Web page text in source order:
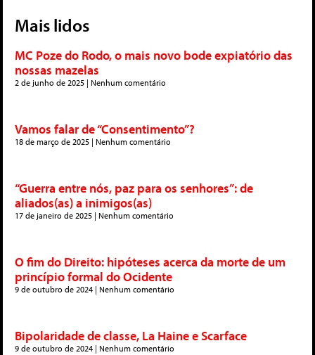
Mais lidos
MC Poze do Rodo, o mais novo bode expiatório das
nossas mazelas
2 de junho de 2025 Nenhum comentário
Vamos falar de “Consentimento”?
18 de março de 2025 Nenhum comentário
“Guerra entre nós, paz para os senhores”: de
aliados(as) a inimigos(as)
17 de janeiro de 2025 Nenhum comentário
O fim do Direito: hipóteses acerca da morte de um
princípio formal do Ocidente
9 de outubro de 2024 Nenhum comentário
Bipolaridade de classe, La Haine e Scarface
9 de outubro de 2024 Nenhum comentário